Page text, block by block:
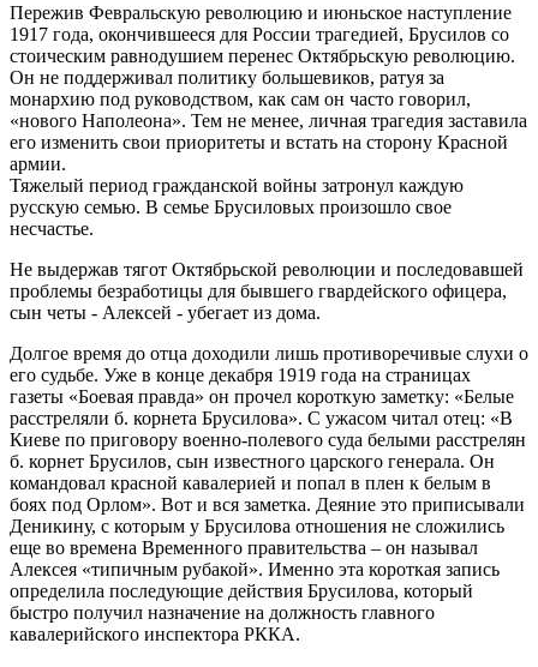
Пережив Февральскую революцию и июньское наступление
1917 года, окончившееся для России трагедией, Брусилов со
стоическим равнодушием перенес Октябрьскую революцию.
Он не поддерживал политику большевиков, ратуя за
монархию под руководством, как сам он часто говорил,
«нового Наполеона». Тем не менее, личная трагедия заставила
его изменить свои приоритеты и встать на сторону Красной
армии.
Тяжелый период гражданской войны затронул каждую
русскую семью. В семье Брусиловых произошло свое
несчастье.
Не выдержав тягот Октябрьской революции и последовавшей
проблемы безработицы для бывшего гвардейского офицера,
сын четы - Алексей - убегает из дома.
Долгое время до отца доходили лишь противоречивые слухи о
его судьбе. Уже в конце декабря 1919 года на страницах
газеты «Боевая правда» он прочел короткую заметку: «Белые
расстреляли б. корнета Брусилова». С ужасом читал отец: «В
Киеве по приговору военно-полевого суда белыми расстрелян
б. корнет Брусилов, сын известного царского генерала. Он
командовал красной кавалерией и попал в плен к белым в
боях под Орлом». Вот и вся заметка. Деяние это приписывали
Деникину, с которым у Брусилова отношения не сложились
еще во времена Временного правительства – он называл
Алексея «типичным рубакой». Именно эта короткая запись
определила последующие действия Брусилова, который
быстро получил назначение на должность главного
кавалерийского инспектора РККА.